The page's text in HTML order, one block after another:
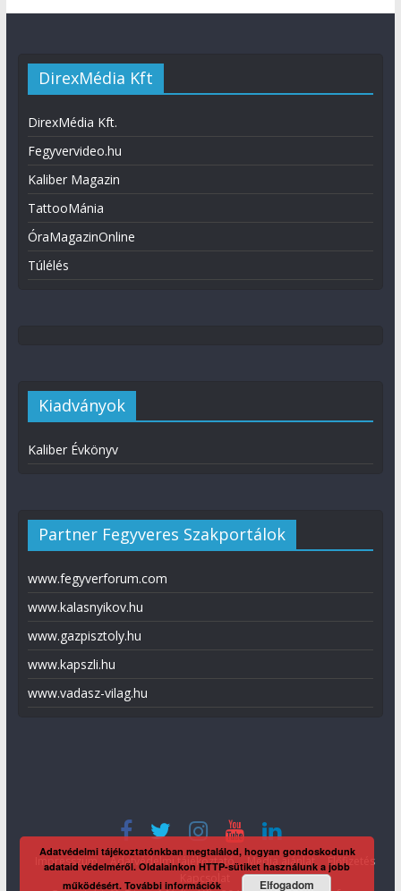
DirexMédia Kft
DirexMédia Kft.
Fegyvervideo.hu
Kaliber Magazin
TattooMánia
ÓraMagazinOnline
Túlélés
Kiadványok
Kaliber Évkönyv
Partner Fegyveres Szakportálok
www.fegyverforum.com
www.kalasnyikov.hu
www.gazpisztoly.hu
www.kapszli.hu
www.vadasz-vilag.hu
Impresszum Adatvédelmi tájékoztató Média ajánlat
Előfizetés
Adatvédelmi tájékoztatónkban megtalálod, hogyan gondoskodunk
adataid védelméről. Oldalainkon HTTP-sütiket használunk a jobb
működésért.További információk Elfogadom